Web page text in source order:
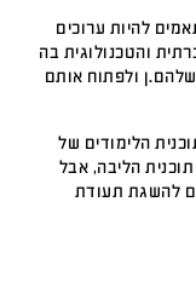
להיות ערוכים
והטכנולוגית בה
ולפתוח אותם
הלימודים של
הליבה, אבל
להשגת תעודת